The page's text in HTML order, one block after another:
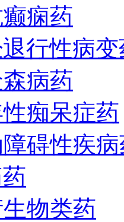
痫药
行性病
病药
痴呆症药
碍性疾
物类药